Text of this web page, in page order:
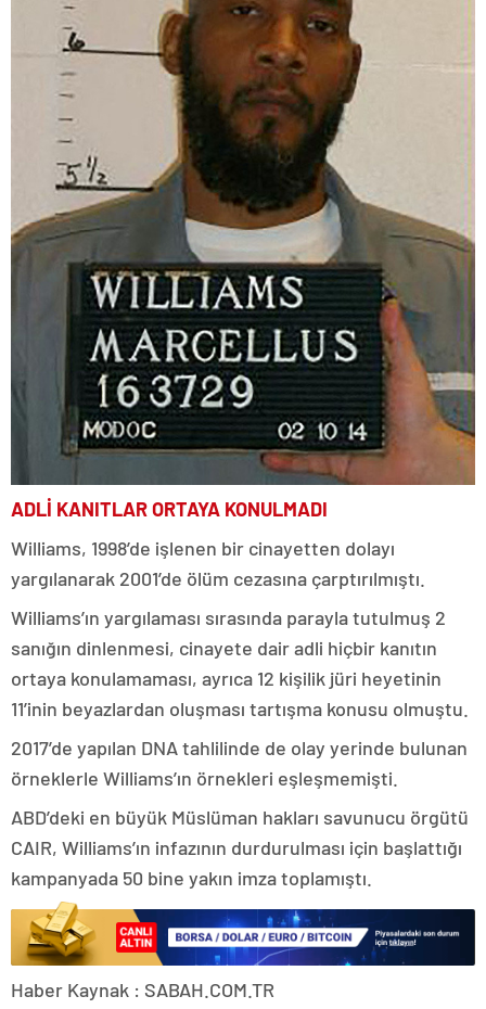
ADLİ KANITLAR ORTAYA KONULMADI
Williams, 1998’de işlenen bir cinayetten dolayı
yargılanarak 2001’de ölüm cezasına çarptırılmıştı.
Williams’ın yargılaması sırasında parayla tutulmuş 2
sanığın dinlenmesi, cinayete dair adli hiçbir kanıtın
ortaya konulamaması, ayrıca 12 kişilik jüri heyetinin
11’inin beyazlardan oluşması tartışma konusu olmuştu.
2017’de yapılan DNA tahlilinde de olay yerinde bulunan
örneklerle Williams’ın örnekleri eşleşmemişti.
ABD’deki en büyük Müslüman hakları savunucu örgütü
CAIR, Williams’ın infazının durdurulması için başlattığı
kampanyada 50 bine yakın imza toplamıştı.
Haber Kaynak : SABAH.COM.TR